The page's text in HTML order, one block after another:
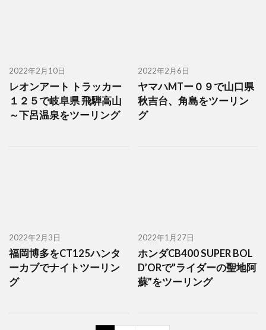
2022年2月10日
レオンアート トラッカー
１２５で岐阜県 飛騨高山
～下呂温泉をツーリング
2022年2月6日
ヤマハMTー０９で山口県
秋吉台、角島をツーリン
グ
2022年2月3日
福岡博多をCT125ハンタ
ーカブでナイトツーリン
グ
2022年1月27日
ホンダCB400 SUPER BOL
D’ORで”ライダーの聖地阿
蘇”をツーリング